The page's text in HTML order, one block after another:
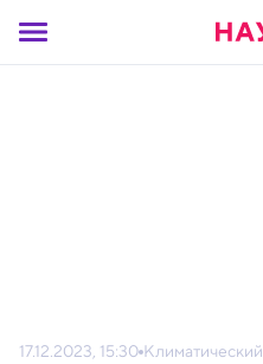
17.12.2023, 15:30